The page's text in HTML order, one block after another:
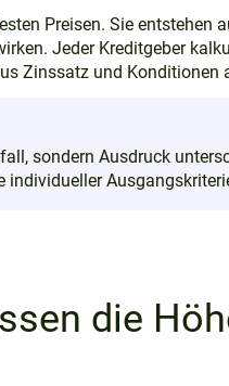
Preisen. Sie entstehen
Jeder Kreditgeber
Zinssatz und Konditionen
sondern Ausdruck
individueller
die